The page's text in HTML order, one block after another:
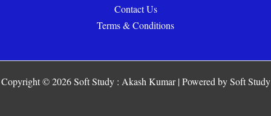
Contact Us
Terms & Conditions
Copyright © 2026 Soft Study : Akash Kumar | Powered by Soft Study